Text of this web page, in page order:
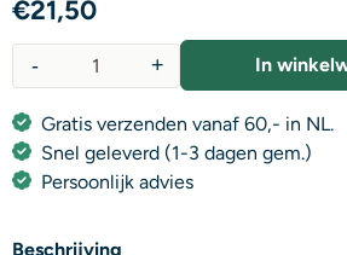
€21,50
+
- In
Gratis verzenden vanaf 60,- in NL.
Snel geleverd (1-3 dagen gem.)
Persoonlijk advies
Beschrijving